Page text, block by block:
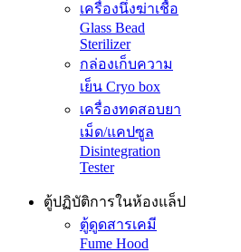
เครื่องนึ่งฆ่าเชื้อ
Glass Bead
Sterilizer
กล่องเก็บความ
เย็น Cryo box
เครื่องทดสอบยา
เม็ด/แคปซูล
Disintegration
Tester
ตู้ปฏิบัติการในห้องแล็ป
ตู้ดูดสารเคมี
Fume Hood